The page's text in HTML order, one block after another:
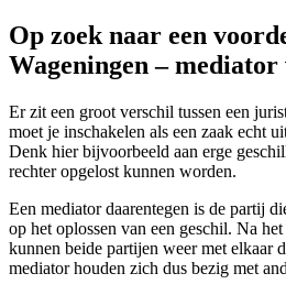
Op zoek naar een
Wageningen – mediator
Er zit een groot verschil tussen een
moet je inschakelen als een zaak echt
Denk hier bijvoorbeeld aan erge
rechter opgelost kunnen worden.
Een mediator daarentegen is de partij
op het oplossen van een geschil. Na
kunnen beide partijen weer met elkaar
mediator houden zich dus bezig met